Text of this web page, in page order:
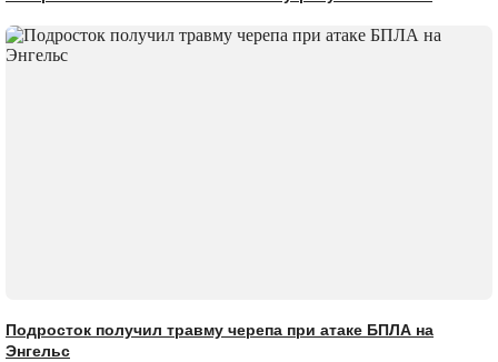
Подросток получил травму черепа при атаке БПЛА на
Энгельс